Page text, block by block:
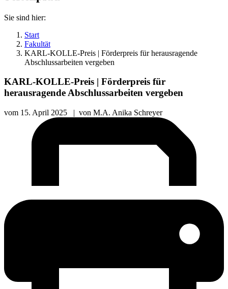
Sie sind hier:
Start
Fakultät
KARL-KOLLE-Preis | Förderpreis für herausragende
Abschlussarbeiten vergeben
KARL-KOLLE-Preis | Förderpreis für
herausragende Abschlussarbeiten vergeben
vom 15. April 2025 | von M.A. Anika Schreyer